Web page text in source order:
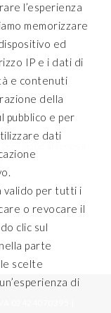
pressione arteriosa
02424070395 |
l’esperienza
memorizzare
ed
IP e i dati di
e contenuti
della
pubblico e per
dati
valido per tutti i
o revocare il
clic sul
parte
scelte
di